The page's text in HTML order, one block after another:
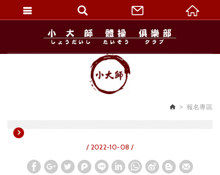
報名專區
/ 2022-10-08 /
繁體中文